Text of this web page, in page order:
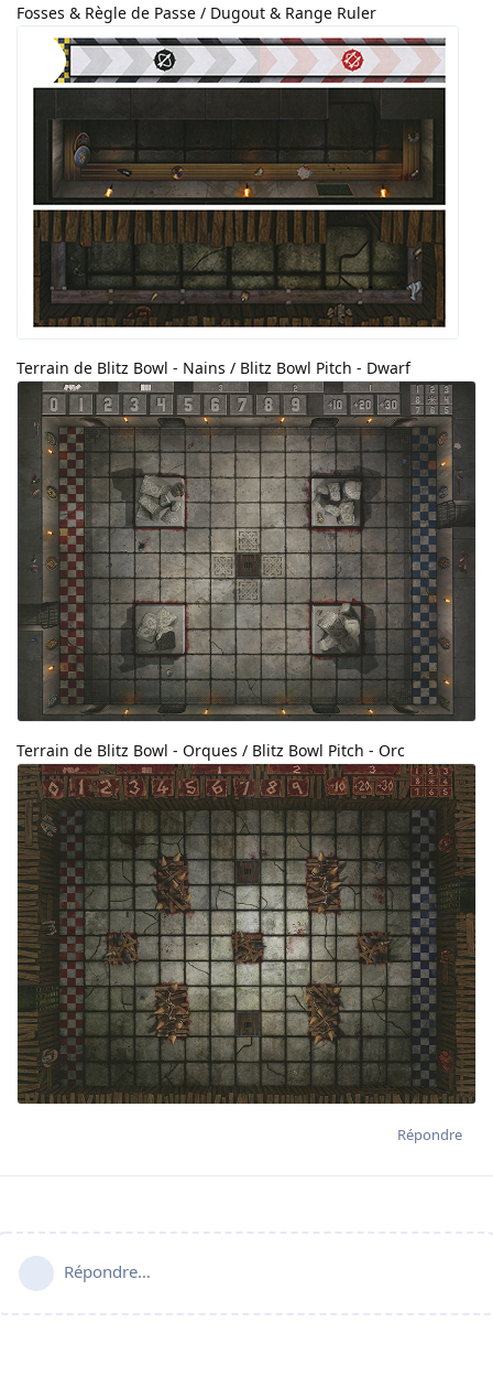
Fosses & Règle de Passe / Dugout & Range Ruler
Terrain de Blitz Bowl - Nains / Blitz Bowl Pitch - Dwarf
Terrain de Blitz Bowl - Orques / Blitz Bowl Pitch - Orc
Répondre
Répondre…